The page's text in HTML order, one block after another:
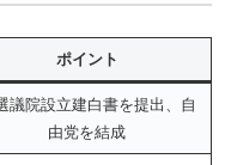
ポイント
議院設立建白書を提出、自
由党を結成